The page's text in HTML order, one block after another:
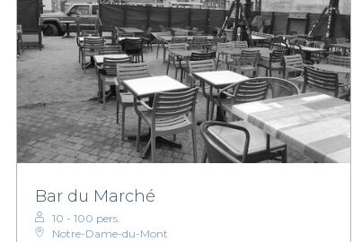
Bar du Marché
10 - 100 pers.
Notre-Dame-du-Mont